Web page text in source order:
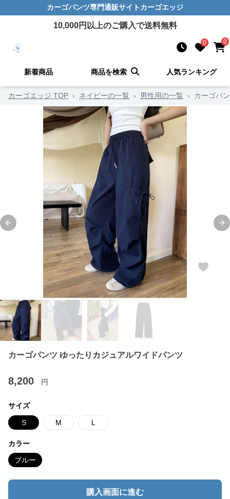
カーゴパンツ専門通販サイト カーゴエッジ
10,000円以上のご購入で送料無料
0 0
新着商品 商品を検索 人気ランキング
カーゴエッジ TOP › ネイビーの一覧 › 男性用の一覧 › カーゴパ
Previous slide
カーゴパンツ ゆったりカジュアルワイドパンツ
8,200 円
サイズ
S M L
カラー
ブルー
購入画面に進む